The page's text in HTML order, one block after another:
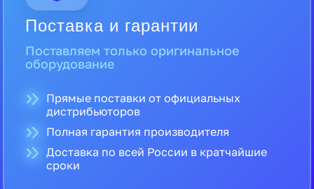
Поставка и гарантии
Поставляем только оригинальное
оборудование
Прямые поставки от официальных
дистрибьюторов
Полная гарантия производителя
Доставка по всей России в кратчайшие
сроки